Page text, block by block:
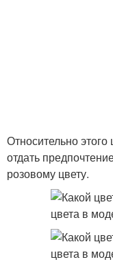
Относительно
отдать
розовому цвету.